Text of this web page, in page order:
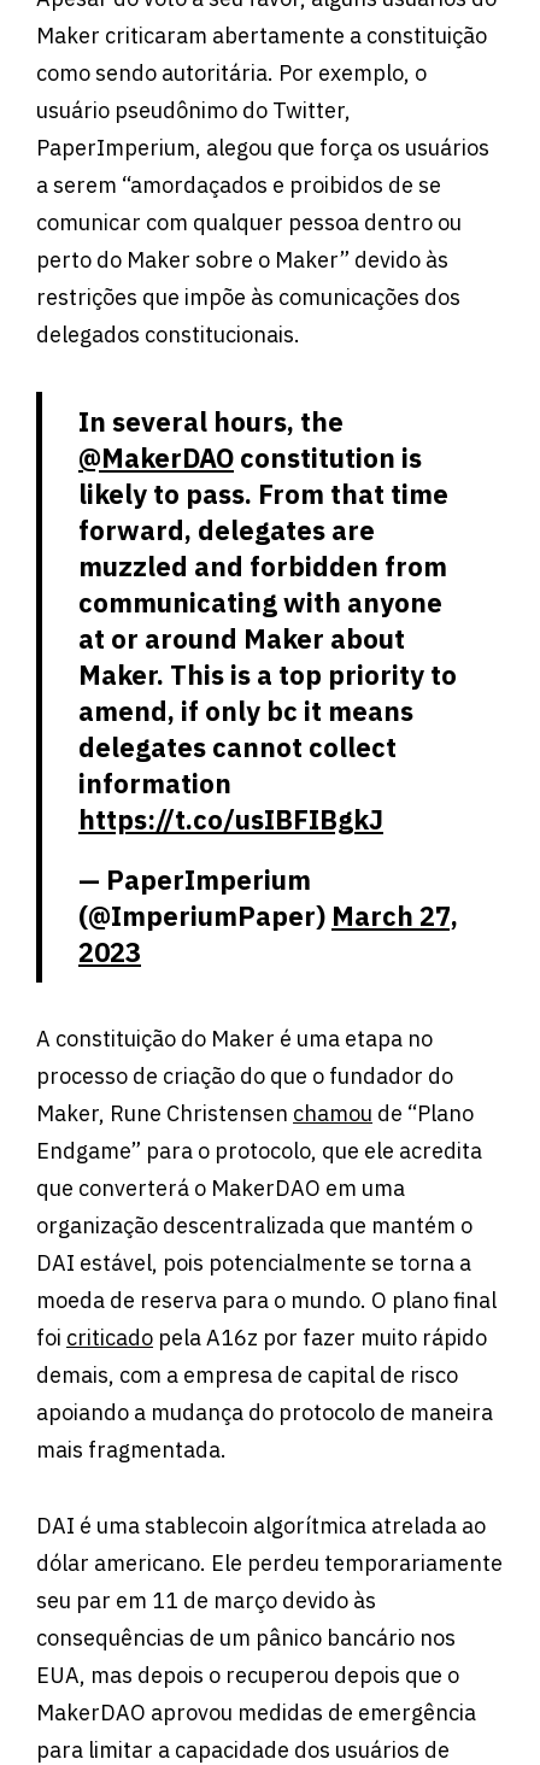
Maker criticaram abertamente a constituição
como sendo autoritária. Por exemplo, o
usuário pseudônimo do Twitter,
PaperImperium, alegou que força os usuários
a serem “amordaçados e proibidos de se
comunicar com qualquer pessoa dentro ou
perto do Maker sobre o Maker” devido às
restrições que impõe às comunicações dos
delegados constitucionais.
In several hours, the
@MakerDAO constitution is
likely to pass. From that time
forward, delegates are
muzzled and forbidden from
communicating with anyone
at or around Maker about
Maker. This is a top priority to
amend, if only bc it means
delegates cannot collect
information
https://t.co/usIBFIBgkJ
— PaperImperium
(@ImperiumPaper) March 27,
2023
A constituição do Maker é uma etapa no
processo de criação do que o fundador do
Maker, Rune Christensen chamou de “Plano
Endgame” para o protocolo, que ele acredita
que converterá o MakerDAO em uma
organização descentralizada que mantém o
DAI estável, pois potencialmente se torna a
moeda de reserva para o mundo. O plano final
foi criticado pela A16z por fazer muito rápido
demais, com a empresa de capital de risco
apoiando a mudança do protocolo de maneira
mais fragmentada.
DAI é uma stablecoin algorítmica atrelada ao
dólar americano. Ele perdeu temporariamente
seu par em 11 de março devido às
consequências de um pânico bancário nos
EUA, mas depois o recuperou depois que o
MakerDAO aprovou medidas de emergência
para limitar a capacidade dos usuários de